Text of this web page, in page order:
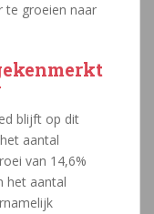
te groeien naar
blijft op dit
aantal
van 14,6%
het aantal